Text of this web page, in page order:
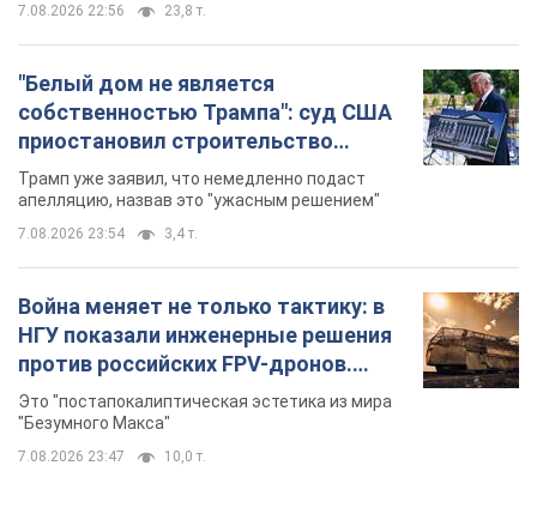
7.08.2026 22:56 23,8 т.
"Белый дом не является
собственностью Трампа": суд США
приостановил строительство
бального зала стоимостью 400 млн
долларов
Трамп уже заявил, что немедленно подаст
апелляцию, назвав это "ужасным решением"
7.08.2026 23:54 3,4 т.
Война меняет не только тактику: в
НГУ показали инженерные решения
против российских FPV-дронов.
Фото
Это "постапокалиптическая эстетика из мира
"Безумного Макса"
7.08.2026 23:47 10,0 т.